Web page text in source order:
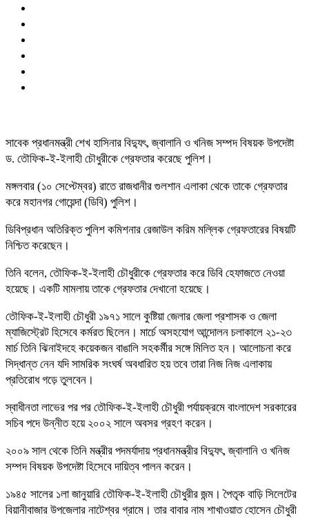
সাবেক প্রধানমন্ত্রী শেখ হাসিনার বিদ্যুৎ, জ্বালানি ও খনিজ সম্পদ বিষয়ক উপদেষ্টা
ড. তৌফিক-ই-ইলাহী চৌধুরীকে গ্রেফতার করেছে পুলিশ।
মঙ্গলবার (১০ সেপ্টেম্বর) রাতে রাজধানীর গুলশান এলাকা থেকে তাকে গ্রেফতার
করে মহানগর গোয়েন্দা (ডিবি) পুলিশ।
ডিবিপ্রধান অতিরিক্ত পুলিশ কমিশনার রেজাউল করিম মল্লিক গ্রেফতারের বিষয়টি
নিশ্চিত করেছেন।
তিনি বলেন, তৌফিক-ই-ইলাহী চৌধুরীকে গ্রেফতার করে ডিবি হেফাজতে নেওয়া
হয়েছে। একটি মামলায় তাকে গ্রেফতার দেখানো হয়েছে।
তৌফিক-ই-ইলাহী চৌধুরী ১৯৭১ সালে কুষ্টিয়া জেলার জেলা প্রশাসক ও জেলা
ম্যাজিস্ট্রেট হিসেবে কর্মরত ছিলেন। মার্চে অসহযোগ আন্দোলন চলাকালে ২১-২৩
মার্চ তিনি ঝিনাইদহে কয়েকজন বাঙালি সহকর্মীর সঙ্গে মিলিত হন। আলোচনা করে
সিদ্ধান্ত নেন যদি সামরিক সংঘর্ষ অবধারিত হয় তবে তারা নিজ নিজ এলাকায়
প্রতিরোধ গড়ে তুলবেন।
স্বাধীনতা লাভের পর পর তৌফিক-ই-ইলাহী চৌধুরী পর্যায়ক্রমে বাংলাদেশ সরকারের
সচিব পদে উন্নীত হয়ে ২০০২ সালে অবসর গ্রহণ করেন।
২০০৯ সাল থেকে তিনি মন্ত্রীর পদমর্যাদায় প্রধানমন্ত্রীর বিদ্যুৎ, জ্বালানি ও খনিজ
সম্পদ বিষয়ক উপদেষ্টা হিসেবে দায়িত্ব পালন করেন।
১৯৪৫ সালের ১লা জানুয়ারি তৌফিক-ই-ইলাহী চৌধুরীর জন্ম। পৈতৃক বাড়ি সিলেটের
বিয়ানীবাজার উপজেলার নাটেশ্বর গ্রামে। তার বাবার নাম শাখাওয়াত হোসেন চৌধুরী